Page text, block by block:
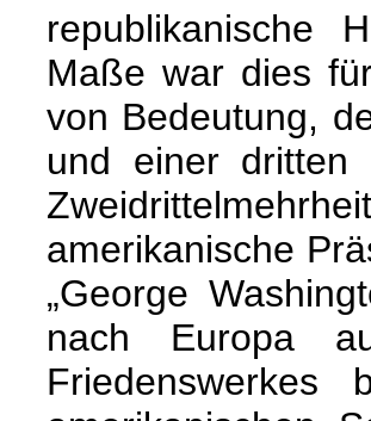
republikanische
Maße war dies
von Bedeutung,
und einer dritten
amerikanische
„George
nach Europa